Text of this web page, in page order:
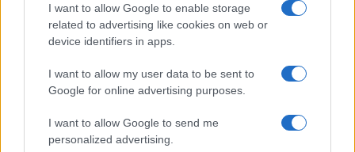
I want to allow Google to enable storage
related to advertising like cookies on web or
device identifiers in apps.
I want to allow my user data to be sent to
Google for online advertising purposes.
I want to allow Google to send me
personalized advertising.
ΟΣΑ ΧΡΕΙΑΖΕΣΑΙ
ΓΙΑ ΤΟ ΚΑΛΟΚΑΙΡΙ ΣΟΥ →
ΤΟ ΠΑΡΟΝ ΤΗΣ ΚΥΡΙΑΚΗΣ